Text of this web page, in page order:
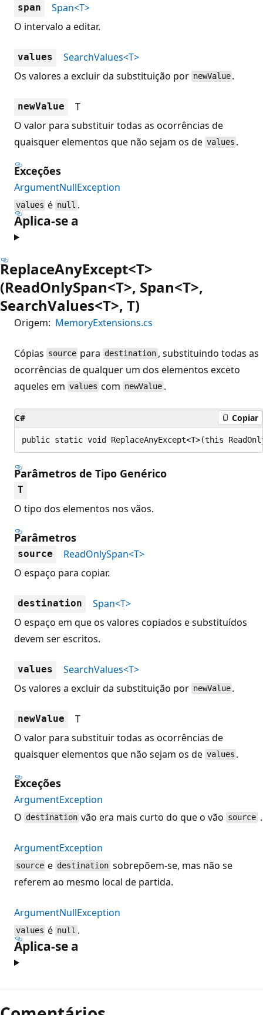
span
Span<T>
O intervalo a editar.
values
SearchValues<T>
Os valores a excluir da substituição por newValue .
newValue
T
O valor para substituir todas as ocorrências de
quaisquer elementos que não sejam os de values .
Exceções
ArgumentNullException
values é null .
Aplica-se a
ReplaceAnyExcept<T>
(ReadOnlySpan<T>, Span<T>,
SearchValues<T>, T)
Origem: MemoryExtensions.cs
Cópias source para destination , substituindo todas as
ocorrências de qualquer um dos elementos exceto
aqueles em values com newValue .
C# Copiar
public static void ReplaceAnyExcept<T>(this
Parâmetros de Tipo Genérico
T
O tipo dos elementos nos vãos.
Parâmetros
source
ReadOnlySpan<T>
O espaço para copiar.
destination
Span<T>
O espaço em que os valores copiados e substituídos
devem ser escritos.
values
SearchValues<T>
Os valores a excluir da substituição por newValue .
newValue
T
O valor para substituir todas as ocorrências de
quaisquer elementos que não sejam os de values .
Exceções
ArgumentException
O destination vão era mais curto do que o vão source .
ArgumentException
source e destination sobrepõem-se, mas não se
referem ao mesmo local de partida.
ArgumentNullException
values é null .
Aplica-se a
Modo
de